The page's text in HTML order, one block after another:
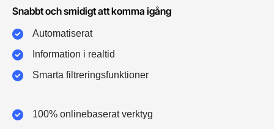
Snabbt och smidigt att komma igång
Automatiserat
Information i realtid
Smarta filtreringsfunktioner
100% onlinebaserat verktyg